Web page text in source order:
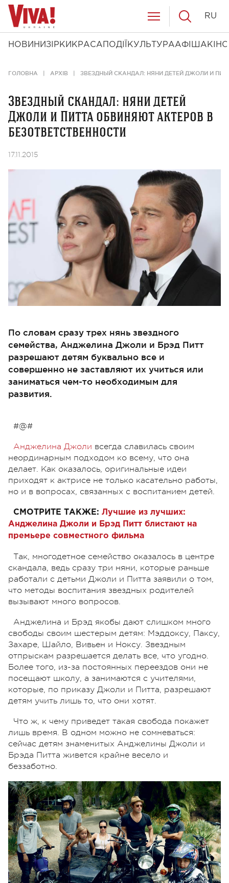
НОВИНИ ЗІРКИ КРАСА ПОДІЇ КУЛЬТУРААФІША КІНО
RU
ГОЛОВНА АРХІВ ЗВЕЗДНЫЙ СКАНДАЛ: НЯНИ ДЕТЕЙ ДЖОЛИ И
Звездный скандал: няни детей
Джоли и Питта обвиняют актеров в
безответственности
17.11.2015
По словам сразу трех нянь звездного
семейства, Анджелина Джоли и Брэд Питт
разрешают детям буквально все и
совершенно не заставляют их учиться или
заниматься чем-то необходимым для
развития.
#@#
Анджелина Джоли всегда славилась своим
неординарным подходом ко всему, что она
делает. Как оказалось, оригинальные идеи
приходят к актрисе не только касательно работы,
но и в вопросах, связанных с воспитанием детей.
СМОТРИТЕ ТАКЖЕ: Лучшие из лучших:
Анджелина Джоли и Брэд Питт блистают на
премьере совместного фильма
Так, многодетное семейство оказалось в центре
скандала, ведь сразу три няни, которые раньше
работали с детьми Джоли и Питта заявили о том,
что методы воспитания звездных родителей
вызывают много вопросов.
Анджелина и Брэд якобы дают слишком много
свободы своим шестерым детям: Мэддоксу, Паксу,
Захаре, Шайло, Вивьен и Ноксу. Звездным
отпрыскам разрешается делать все, что угодно.
Более того, из-за постоянных переездов они не
посещают школу, а занимаются с учителями,
которые, по приказу Джоли и Питта, разрешают
детям учить лишь то, что они хотят.
Что ж, к чему приведет такая свобода покажет
лишь время. В одном можно не сомневаться:
сейчас детям знаменитых Анджелины Джоли и
Брэда Питта живется крайне весело и
беззаботно.